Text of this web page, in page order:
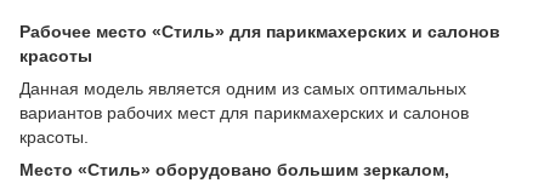
Рабочее место «Стиль» для парикмахерских и салонов
красоты
Данная модель является одним из самых оптимальных
вариантов рабочих мест для парикмахерских и салонов
красоты.
Место «Стиль» оборудовано большим зеркалом,